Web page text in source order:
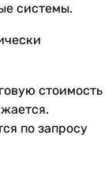
системы.
стоимость
по запросу